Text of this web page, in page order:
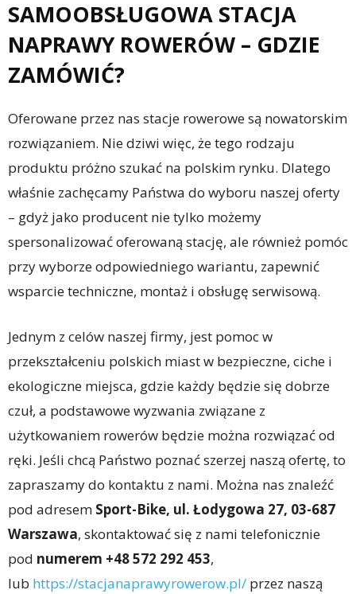
SAMOOBSŁUGOWA STACJA
NAPRAWY ROWERÓW – GDZIE
ZAMÓWIĆ?
Oferowane przez nas stacje rowerowe są nowatorskim
rozwiązaniem. Nie dziwi więc, że tego rodzaju
produktu próżno szukać na polskim rynku. Dlatego
właśnie zachęcamy Państwa do wyboru naszej oferty
– gdyż jako producent nie tylko możemy
spersonalizować oferowaną stację, ale również pomóc
przy wyborze odpowiedniego wariantu, zapewnić
wsparcie techniczne, montaż i obsługę serwisową.
Jednym z celów naszej firmy, jest pomoc w
przekształceniu polskich miast w bezpieczne, ciche i
ekologiczne miejsca, gdzie każdy będzie się dobrze
czuł, a podstawowe wyzwania związane z
użytkowaniem rowerów będzie można rozwiązać od
ręki. Jeśli chcą Państwo poznać szerzej naszą ofertę, to
zapraszamy do kontaktu z nami. Można nas znaleźć
pod adresem Sport-Bike, ul. Łodygowa 27, 03-687
Warszawa, skontaktować się z nami telefonicznie
pod numerem +48 572 292 453,
lub https://stacjanaprawyrowerow.pl/ przez naszą